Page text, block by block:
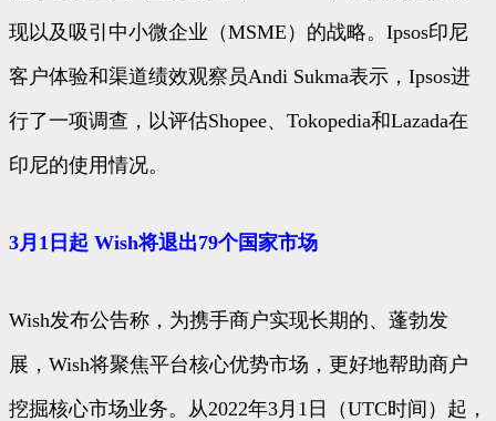
现以及吸引中小微企业（MSME）的战略。Ipsos印尼
客户体验和渠道绩效观察员Andi Sukma表示，Ipsos进
行了一项调查，以评估Shopee、Tokopedia和Lazada在
印尼的使用情况。
3月1日起 Wish将退出79个国家市场
Wish发布公告称，为携手商户实现长期的、蓬勃发
展，Wish将聚焦平台核心优势市场，更好地帮助商户
挖掘核心市场业务。从2022年3月1日（UTC时间）起，